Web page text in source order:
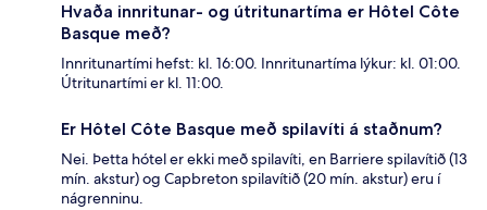
Hvaða innritunar- og útritunartíma er Hôtel Côte
Basque með?
Innritunartími hefst: kl. 16:00. Innritunartíma lýkur: kl. 01:00.
Útritunartími er kl. 11:00.
Er Hôtel Côte Basque með spilavíti á staðnum?
Nei. Þetta hótel er ekki með spilavíti, en Barriere spilavítið (13
mín. akstur) og Capbreton spilavítið (20 mín. akstur) eru í
nágrenninu.